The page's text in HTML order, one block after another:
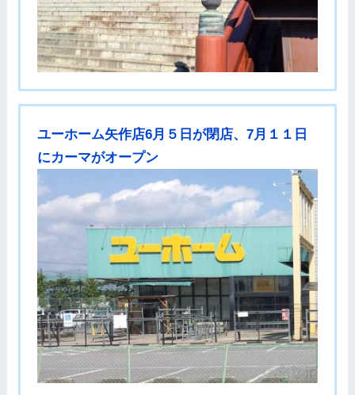
ユーホーム矢作店6月５日が閉店、7月１１日
にカーマがオープン